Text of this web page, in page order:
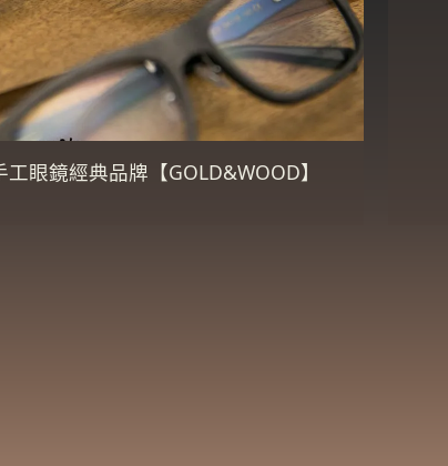
眼鏡經典品牌【GOLD&WOOD】